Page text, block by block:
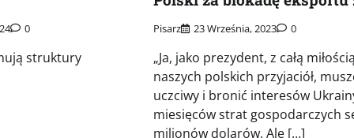
0
struktury
Pisarz 23 Września, 2023 0
„Ja, jako prezydent, z całą
naszych polskich przyjaciół,
uczciwy i bronić interesów
miesięców strat gospodarczych
milionów dolarów. Ale […]